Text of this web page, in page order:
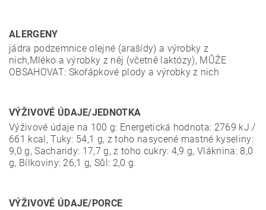
ALERGENY
jádra podzemnice olejné (arašídy) a výrobky z
nich,Mléko a výrobky z něj (včetně laktózy), MŮŽE
OBSAHOVAT: Skořápkové plody a výrobky z nich
VÝŽIVOVÉ ÚDAJE/JEDNOTKA
Výživové údaje na 100 g: Energetická hodnota: 2769 kJ /
661 kcal, Tuky: 54,1 g, z toho nasycené mastné kyseliny:
9,0 g, Sacharidy: 17,7 g, z toho cukry: 4,9 g, Vláknina: 8,0
g, Bílkoviny: 26,1 g, Sůl: 2,0 g.
VÝŽIVOVÉ ÚDAJE/PORCE